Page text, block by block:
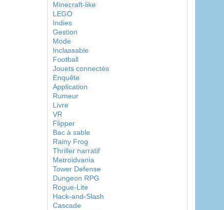
Minecraft-like
LEGO
Indies
Gestion
Mode
Inclassable
Football
Jouets connectés
Enquête
Application
Rumeur
Livre
VR
Flipper
Bac à sable
Rainy Frog
Thriller narratif
Metroidvania
Tower Defense
Dungeon RPG
Rogue-Lite
Hack-and-Slash
Cascade